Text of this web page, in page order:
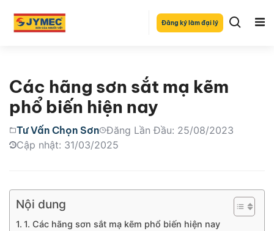
Đăng ký làm đại lý
Các hãng sơn sắt mạ kẽm
phổ biến hiện nay
Tư Vấn Chọn Sơn Đăng Lần Đầu: 25/08/2023
Cập nhật: 31/03/2025
Nội dung
1. Các hãng sơn sắt mạ kẽm phổ biến hiện nay